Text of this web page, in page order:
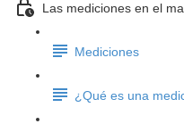
Las mediciones en el
Mediciones
¿Qué es una